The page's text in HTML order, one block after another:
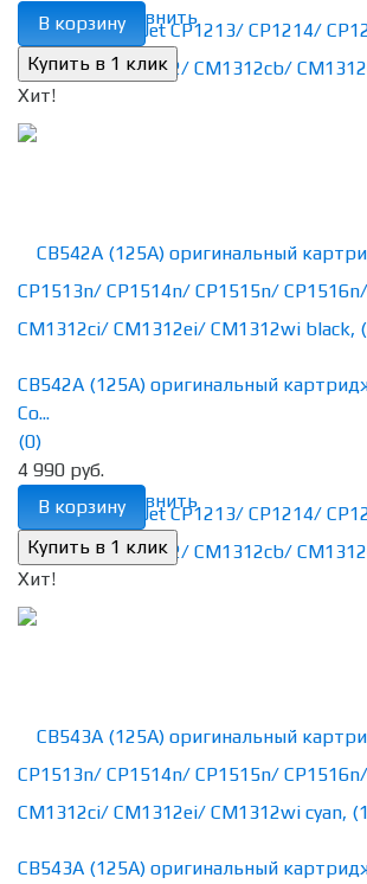
избранное сравнить
В корзину
Хит!
избранное сравнить
CB542A (125A) оригинальный
Co...
(0)
4 990 руб.
В корзину
Хит!
CB543A (125A) оригинальный